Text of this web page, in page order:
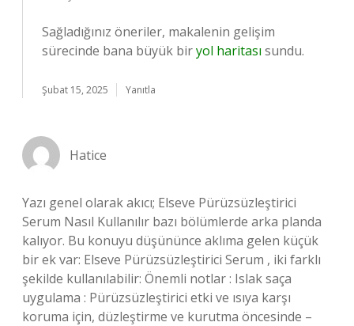
Sağladığınız öneriler, makalenin gelişim
sürecinde bana büyük biryol haritası sundu.
Şubat 15, 2025 Yanıtla
Hatice
Yazı genel olarak akıcı; Elseve Pürüzsüzleştirici
Serum Nasıl Kullanılır bazı bölümlerde arka planda
kalıyor. Bu konuyu düşününce aklıma gelen küçük
bir ek var: Elseve Pürüzsüzleştirici Serum , iki farklı
şekilde kullanılabilir: Önemli notlar : Islak saça
uygulama : Pürüzsüzleştirici etki ve ısıya karşı
koruma için, düzleştirme ve kurutma öncesinde –